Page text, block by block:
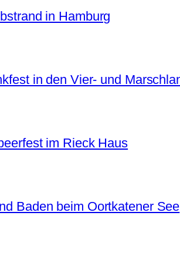
in Hamburg
in den Vier- und
im Rieck Haus
Baden beim Oortkatener See